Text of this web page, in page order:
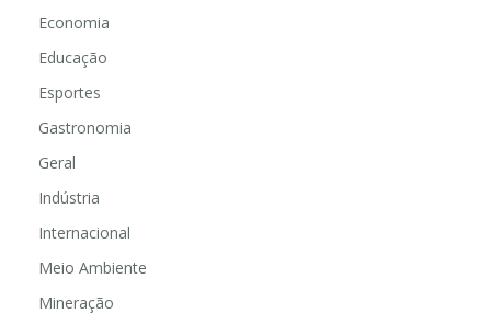
Economia
Educação
Esportes
Gastronomia
Geral
Indústria
Internacional
Meio Ambiente
Mineração